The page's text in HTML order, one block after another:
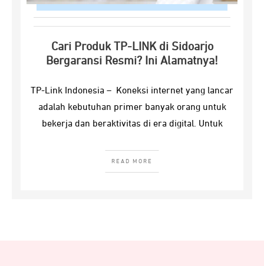
Cari Produk TP-LINK di Sidoarjo
Bergaransi Resmi? Ini Alamatnya!
TP-Link Indonesia – Koneksi internet yang lancar
adalah kebutuhan primer banyak orang untuk
bekerja dan beraktivitas di era digital. Untuk
READ MORE